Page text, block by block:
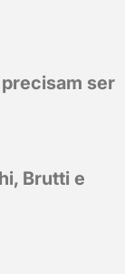
ser
Brutti e